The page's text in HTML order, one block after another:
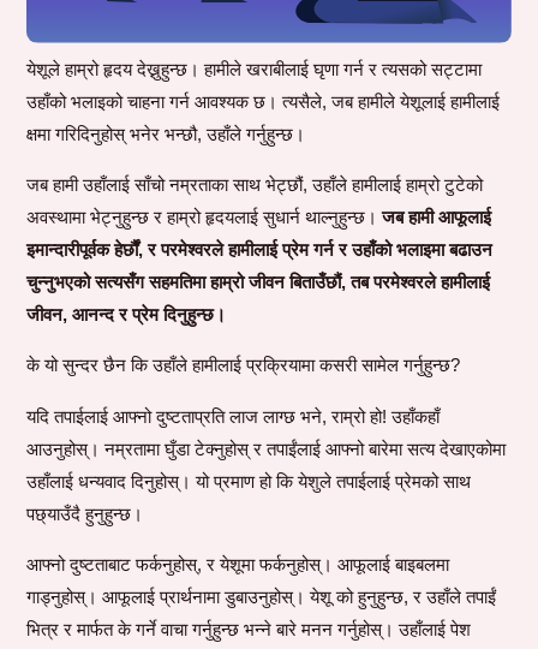
येशूले हाम्रो हृदय देख्नुहुन्छ। हामीले खराबीलाई घृणा गर्न र त्यसको सट्टामा
उहाँको भलाइको चाहना गर्न आवश्यक छ। त्यसैले, जब हामीले येशूलाई हामीलाई
क्षमा गरिदिनुहोस् भनेर भन्छौ, उहाँले गर्नुहुन्छ।
जब हामी उहाँलाई साँचो नम्रताका साथ भेट्छौं, उहाँले हामीलाई हाम्रो टुटेको
अवस्थामा भेट्नुहुन्छ र हाम्रो हृदयलाई सुधार्न थाल्नुहुन्छ।जब हामी आफूलाई
इमान्दारीपूर्वक हेर्छौं, र परमेश्वरले हामीलाई प्रेम गर्न र उहाँको भलाइमा बढाउन
चुन्नुभएको सत्यसँग सहमतिमा हाम्रो जीवन बिताउँछौं, तब परमेश्वरले हामीलाई
जीवन, आनन्द र प्रेम दिनुहुन्छ।
के यो सुन्दर छैन कि उहाँले हामीलाई प्रक्रियामा कसरी सामेल गर्नुहुन्छ?
यदि तपाईलाई आफ्नो दुष्टताप्रति लाज लाग्छ भने, राम्रो हो! उहाँकहाँ
आउनुहोस्। नम्रतामा घुँडा टेक्नुहोस् र तपाईंलाई आफ्नो बारेमा सत्य देखाएकोमा
उहाँलाई धन्यवाद दिनुहोस्। यो प्रमाण हो कि येशुले तपाईलाई प्रेमको साथ
पछ्याउँदै हुनुहुन्छ।
आफ्नो दुष्टताबाट फर्कनुहोस्, र येशूमा फर्कनुहोस्। आफूलाई बाइबलमा
गाड्नुहोस्। आफूलाई प्रार्थनामा डुबाउनुहोस्। येशू को हुनुहुन्छ, र उहाँले तपाईं
भित्र र मार्फत के गर्ने वाचा गर्नुहुन्छ भन्ने बारे मनन गर्नुहोस्। उहाँलाई पेश